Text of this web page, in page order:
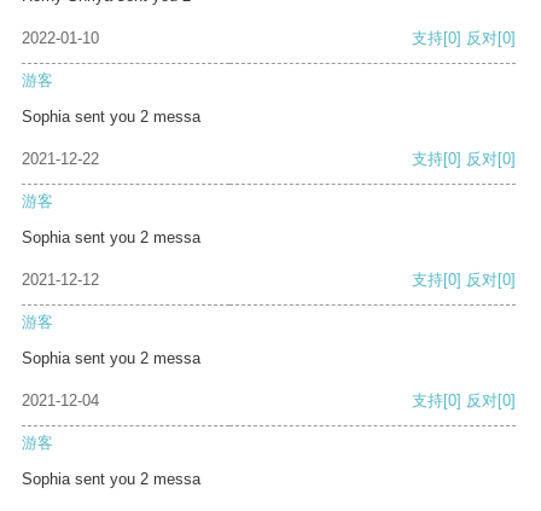
2022-01-10 支持[0] 反对[0]
游客
Sophia sent you 2 messa
2021-12-22 支持[0] 反对[0]
游客
Sophia sent you 2 messa
2021-12-12 支持[0] 反对[0]
游客
Sophia sent you 2 messa
2021-12-04 支持[0] 反对[0]
游客
Sophia sent you 2 messa